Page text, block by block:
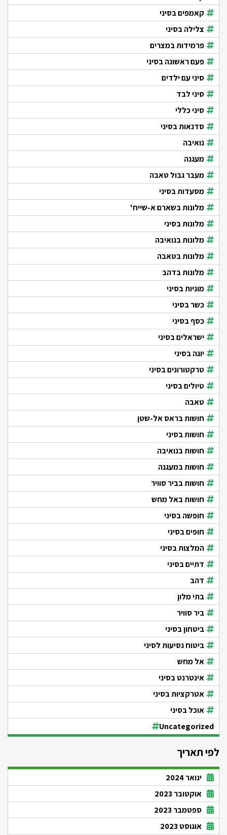
קאמפים בסיני
צלילה בסיני
פרמידות במצרים
פעם ראשונה בסיני
סיני עם ילדים
סיני לבד
סיני כללי
סדנאות בסיני
נואיבה
מעגנה
מעבר גבול טאבה
מסעדות בסיני
מלונות בשארם א-שייח'
מלונות בסיני
מלונות בנואיבה
מלונות בטאבה
מלונות בדהב
מוניות בסיני
כשר בסיני
כסף בסיני
ישראלים בסיני
יוגה בסיני
טרקטורונים בסיני
טיולים בסיני
טאבה
חושות בראס אל-שטן
חושות בסיני
חושות בנואיבה
חושות במעגנה
חושות בביר סוויר
חושות באל מחש
חופשה בסיני
חופים בסיני
המלצות בסיני
דתיים בסיני
דהב
בתי מלון
ביר סוויר
ביטחון בסיני
ביטוח נסיעות לסיני
אל מחש
אינטרנט בסיני
אטרקציות בסיני
אוכל בסיני
Uncategorized
לפי תאריך
ינואר 2024
אוקטובר 2023
ספטמבר 2023
אוגוסט 2023